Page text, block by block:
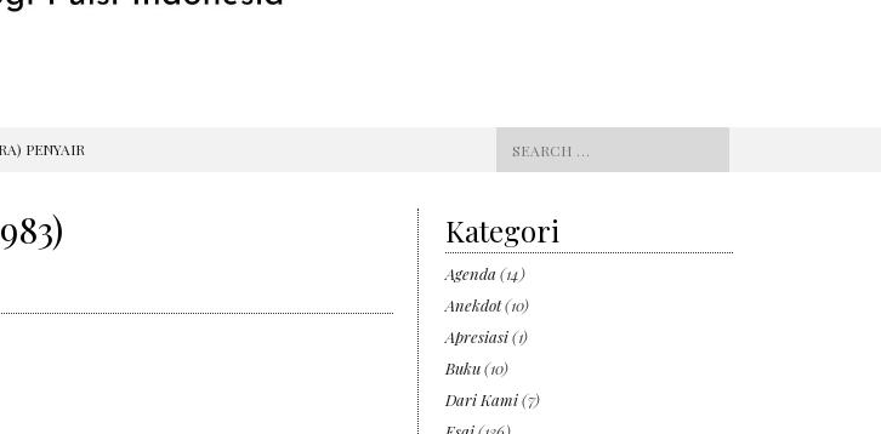
PENYAIR
Search
for:
Kategori
Agenda (14)
Anekdot(10)
Apresiasi(1)
Buku(10)
Dari Kami(7)